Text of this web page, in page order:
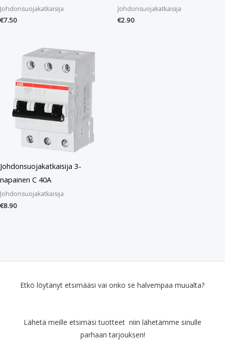
Johdonsuojakatkaisija
€7.50
Johdonsuojakatkaisija
€2.90
Johdonsuojakatkaisija 3-
napainen C 40A
Johdonsuojakatkaisija
€8.90
Etkö löytänyt etsimääsi vai onko se halvempaa muualta?
Lähetä meille etsimäsi tuotteet niin lähetämme sinulle
parhaan tarjouksen!